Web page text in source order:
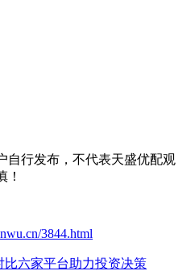
自行发布，不代表天盛优配观
！
3844.html
比六家平台助力投资决策